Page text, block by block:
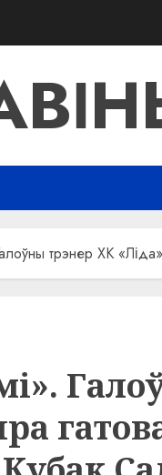
трэнер ХК